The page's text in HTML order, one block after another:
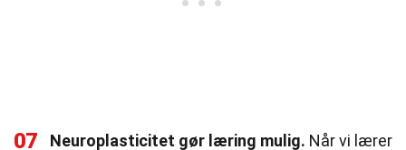
07 Neuroplasticitet gør læring mulig. Når vi lærer